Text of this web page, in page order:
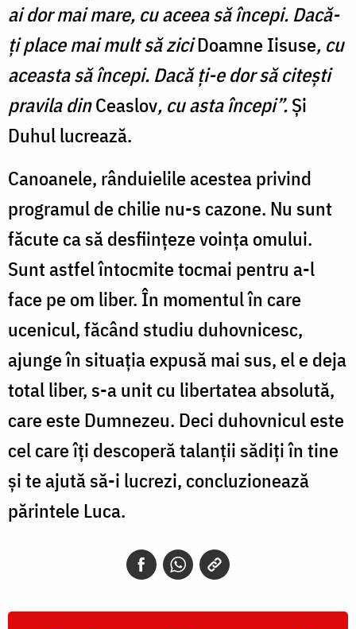
ai dor mai mare, cu aceea să începi. Dacă-
ți place mai mult să ziciDoamne Iisuse, cu
aceasta să începi. Dacă ți-e dor să citești
pravila dinCeaslov, cu asta începi”.Și
Duhul lucrează.
Canoanele, rânduielile acestea privind
programul de chilie nu-s cazone. Nu sunt
făcute ca să desființeze voința omului.
Sunt astfel întocmite tocmai pentru a-l
face pe om liber. În momentul în care
ucenicul, făcând studiu duhovnicesc,
ajunge în situația expusă mai sus, el e deja
total liber, s-a unit cu libertatea absolută,
care este Dumnezeu. Deci duhovnicul este
cel care îți descoperă talanții sădiți în tine
și te ajută să-i lucrezi, concluzionează
părintele Luca.